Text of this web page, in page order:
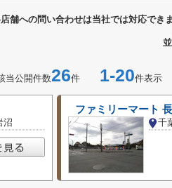
への問い合わせは当社では対応できま
当公開件数26件 1-20件表示
沼
ファミリーマート
千